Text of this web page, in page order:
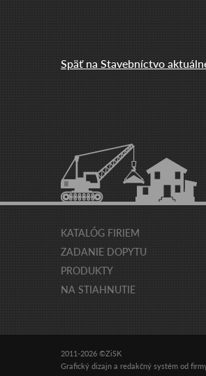
Späť na Stavebníctvo
KATALÓG FIRIEM
ZADANIE DOPYTU
PRODUKTY
NA STIAHNUTIE
2011-2026 ©ZiSK
Grafický dizajn a redakčný systém od